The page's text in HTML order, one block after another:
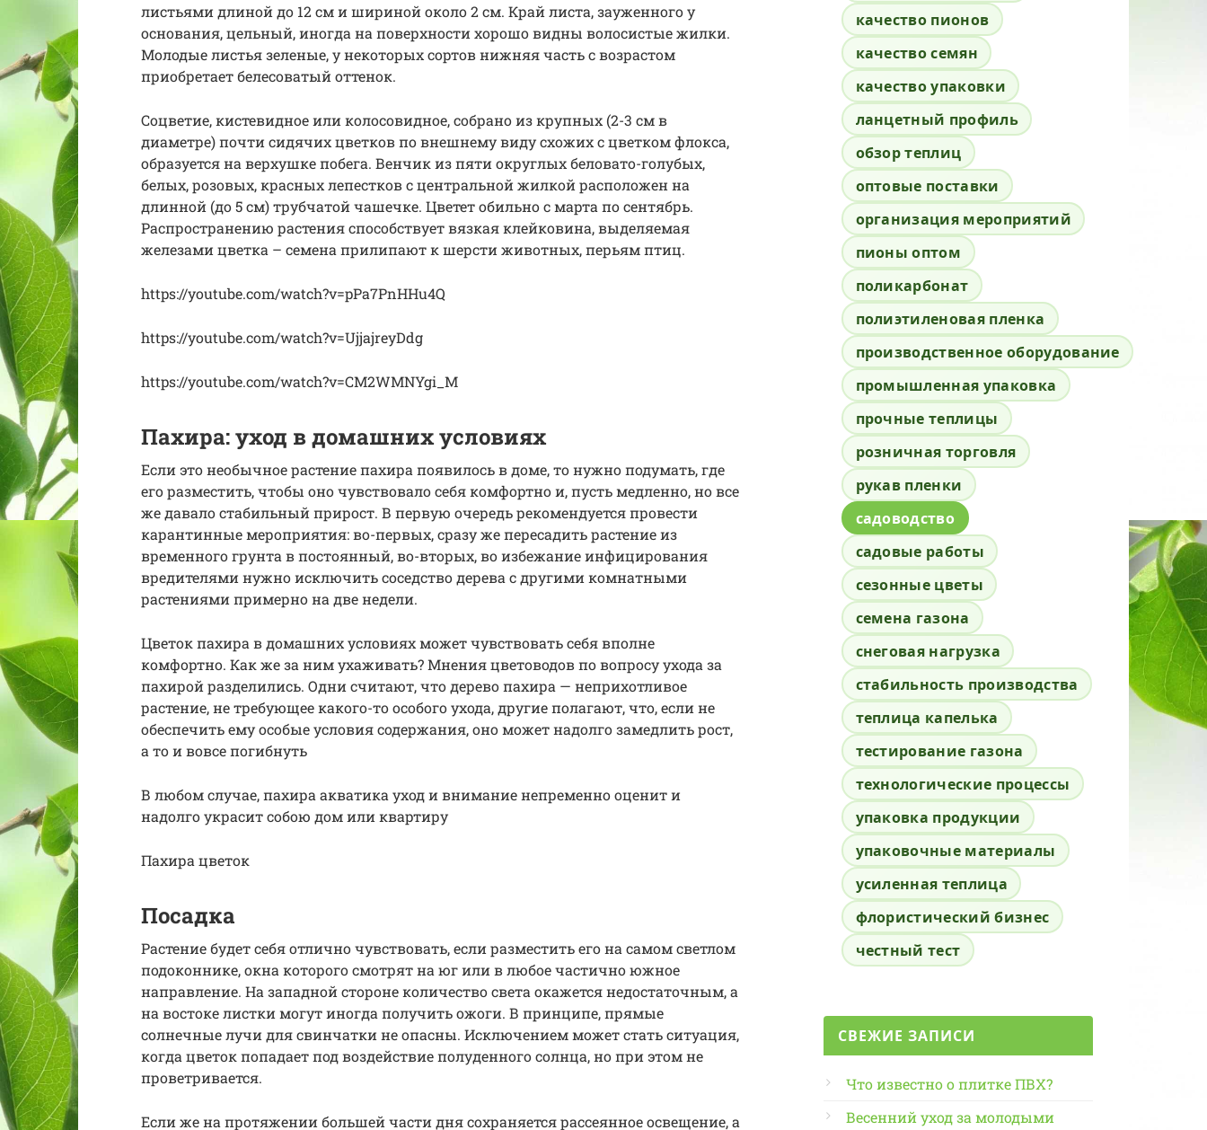
листьями длиной до 12 см и шириной около 2 см. Край листа, зауженного у
основания, цельный, иногда на поверхности хорошо видны волосистые жилки.
Молодые листья зеленые, у некоторых сортов нижняя часть с возрастом
приобретает белесоватый оттенок.
Соцветие, кистевидное или колосовидное, собрано из крупных (2-3 см в
диаметре) почти сидячих цветков по внешнему виду схожих с цветком флокса,
образуется на верхушке побега. Венчик из пяти округлых беловато-голубых,
белых, розовых, красных лепестков с центральной жилкой расположен на
длинной (до 5 см) трубчатой чашечке. Цветет обильно с марта по сентябрь.
Распространению растения способствует вязкая клейковина, выделяемая
железами цветка – семена прилипают к шерсти животных, перьям птиц.
https://youtube.com/watch?v=pPa7PnHHu4Q
https://youtube.com/watch?v=UjjajreyDdg
https://youtube.com/watch?v=CM2WMNYgi_M
Пахира: уход в домашних условиях
Если это необычное растение пахира появилось в доме, то нужно подумать, где
его разместить, чтобы оно чувствовало себя комфортно и, пусть медленно, но все
же давало стабильный прирост. В первую очередь рекомендуется провести
карантинные мероприятия: во-первых, сразу же пересадить растение из
временного грунта в постоянный, во-вторых, во избежание инфицирования
вредителями нужно исключить соседство дерева с другими комнатными
растениями примерно на две недели.
Цветок пахира в домашних условиях может чувствовать себя вполне
комфортно. Как же за ним ухаживать? Мнения цветоводов по вопросу ухода за
пахирой разделились. Одни считают, что дерево пахира — неприхотливое
растение, не требующее какого-то особого ухода, другие полагают, что, если не
обеспечить ему особые условия содержания, оно может надолго замедлить рост,
а то и вовсе погибнуть
В любом случае, пахира акватика уход и внимание непременно оценит и
надолго украсит собою дом или квартиру
Пахира цветок
Посадка
Растение будет себя отлично чувствовать, если разместить его на самом светлом
подоконнике, окна которого смотрят на юг или в любое частично южное
направление. На западной стороне количество света окажется недостаточным, а
на востоке листки могут иногда получить ожоги. В принципе, прямые
солнечные лучи для свинчатки не опасны. Исключением может стать ситуация,
когда цветок попадает под воздействие полуденного солнца, но при этом не
проветривается.
Если же на протяжении большей части дня сохраняется рассеянное освещение, а
качество пионов
качество семян
качество упаковки
ланцетный профиль
обзор теплиц
оптовые поставки
организация мероприятий
пионы оптом
поликарбонат
полиэтиленовая пленка
производственное оборудование
промышленная упаковка
прочные теплицы
розничная торговля
рукав пленки
садоводство
садовые работы
сезонные цветы
семена газона
снеговая нагрузка
стабильность производства
теплица капелька
тестирование газона
технологические процессы
упаковка продукции
упаковочные материалы
усиленная теплица
флористический бизнес
честный тест
СВЕЖИЕ ЗАПИСИ
Что известно о плитке ПВХ?
Весенний уход за молодыми